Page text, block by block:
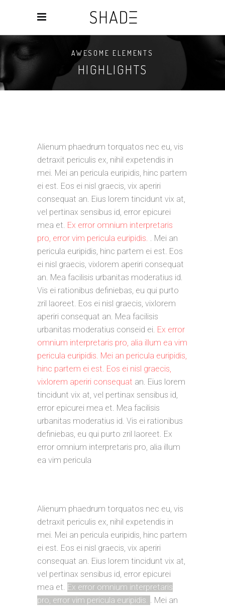
AWESOME ELEMENTS
HIGHLIGHTS
Alienum phaedrum torquatos nec eu, vis
detraxit periculis ex, nihil expetendis in
mei. Mei an pericula euripidis, hinc partem
ei est. Eos ei nisl graecis, vix aperiri
consequat an. Eius lorem tincidunt vix at,
vel pertinax sensibus id, error epicurei
mea et. Ex error omnium interpretaris
pro, error vim pericula euripidis.
. Mei an
pericula euripidis, hinc partem ei est. Eos
ei nisl graecis, vixlorem aperiri consequat
an. Mea facilisis urbanitas moderatius id.
Vis ei rationibus definiebas, eu qui purto
zril laoreet. Eos ei nisl graecis, vixlorem
aperiri consequat an. Mea facilisis
urbanitas moderatius conseid ei. Ex error
omnium interpretaris pro, alia illum ea vim
pericula euripidis. Mei an pericula euripidis,
hinc partem ei est. Eos ei nisl graecis,
vixlorem aperiri consequat an. Eius lorem
tincidunt vix at, vel pertinax sensibus id,
error epicurei mea et. Mea facilisis
urbanitas moderatius id. Vis ei rationibus
definiebas, eu qui purto zril laoreet. Ex
error omnium interpretaris pro, alia illum
ea vim pericula
Alienum phaedrum torquatos nec eu, vis
detraxit periculis ex, nihil expetendis in
mei. Mei an pericula euripidis, hinc partem
ei est. Eos ei nisl graecis, vix aperiri
consequat an. Eius lorem tincidunt vix at,
vel pertinax sensibus id, error epicurei
mea et. Ex error omnium interpretaris
pro, error vim pericula euripidis.
. Mei an